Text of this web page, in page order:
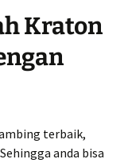
Kraton
terbaik,
anda bisa